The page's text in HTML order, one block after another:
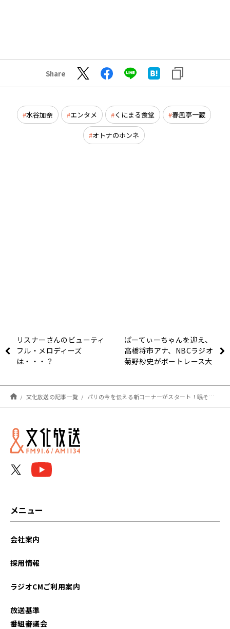
Share
水谷加奈 エンタメ くにまる食堂 春風亭一蔵
オトナのホンネ
リスナーさんのビューティ
フル・メロディーズ
は・・・？
ぱーてぃーちゃんを迎え、
高橋将市アナ、NBCラジオ
菊野紗史がボートレース大
スライブ SG 第29回オー
シャンカップ優勝戦 実況
中継』
文化放送の記事一覧 パリの今を伝える新コーナーがスタート！眠そうな特派員を盛り上げようと春風亭一蔵が声を張る！
メニュー
会社案内
採用情報
ラジオCMご利用案内
放送基準
番組審議会